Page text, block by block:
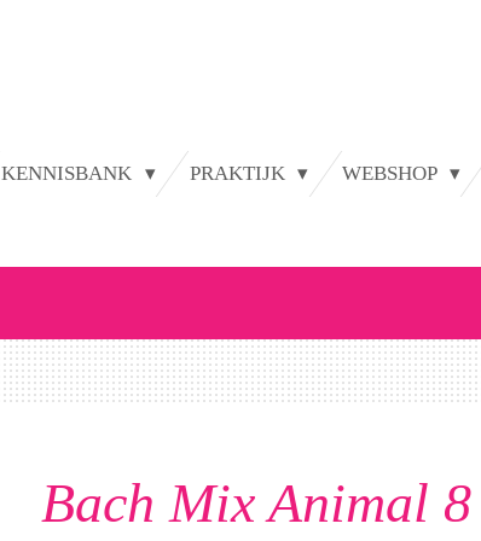
KENNISBANK PRAKTIJK WEBSHOP
Bach Mix Animal 8